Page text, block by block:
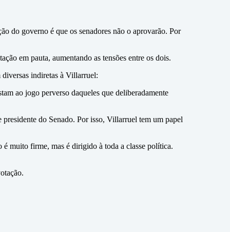
do governo é que os senadores não o aprovarão. Por
em pauta, aumentando as tensões entre os dois.
indiretas à Villarruel:
ao jogo perverso daqueles que deliberadamente
do Senado. Por isso, Villarruel tem um papel
muito firme, mas é dirigido à toda a classe política.